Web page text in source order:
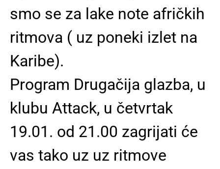
smo se za lake note afričkih
ritmova ( uz poneki izlet na
Karibe).
Program Drugačija glazba, u
klubu Attack, u četvrtak
19.01. od 21.00 zagrijati će
vas tako uz uz ritmove